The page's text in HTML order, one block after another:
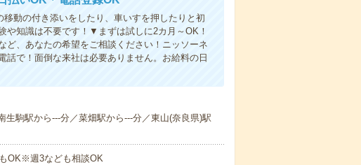
動の付き添いをしたり、車いすを押したりと初
や知識は不要です！▼まずは試しに2カ月～OK！
ど、あなたの希望をご相談ください！ニッソーネ
話で！面倒な来社は必要ありません。お給料の日
駒駅から---分／菜畑駅から---分／東山(奈良県)駅
OK※週3なども相談OK